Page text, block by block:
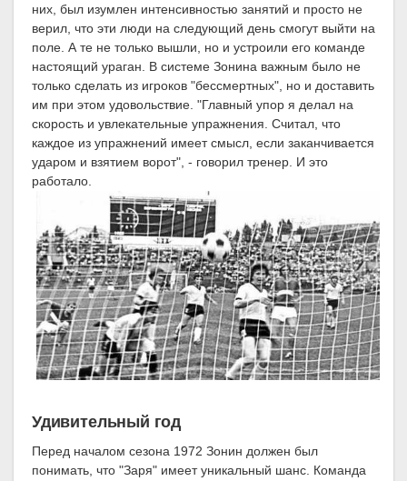
них, был изумлен интенсивностью занятий и просто не
верил, что эти люди на следующий день смогут выйти на
поле. А те не только вышли, но и устроили его команде
настоящий ураган. В системе Зонина важным было не
только сделать из игроков "бессмертных", но и доставить
им при этом удовольствие. "Главный упор я делал на
скорость и увлекательные упражнения. Считал, что
каждое из упражнений имеет смысл, если заканчивается
ударом и взятием ворот", - говорил тренер. И это
работало.
Удивительный год
Перед началом сезона 1972 Зонин должен был
понимать, что "Заря" имеет уникальный шанс. Команда